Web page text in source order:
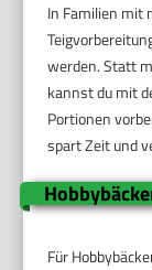
In Familien mit
werden. Statt
kannst du mit
Portionen
spart Zeit und
Für